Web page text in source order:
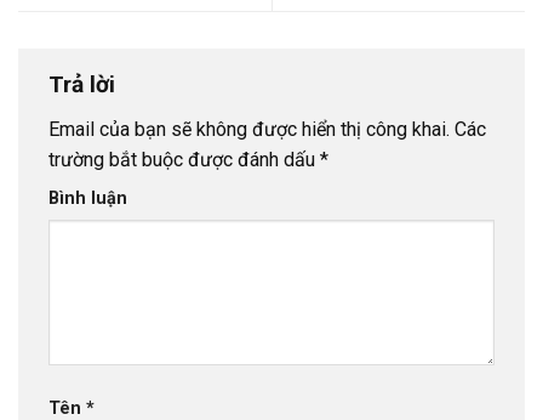
Trả lời
Email của bạn sẽ không được hiển thị công khai. Các
trường bắt buộc được đánh dấu *
Bình luận
Tên *